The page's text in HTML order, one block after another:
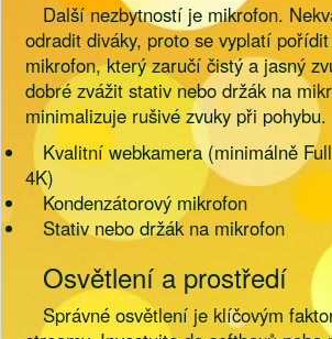
Další nezbytností je mikrofon.
odradit diváky, proto se vyplatí
mikrofon, který zaručí čistý a jasný
dobré zvážit stativ nebo držák na
minimalizuje rušivé zvuky při pohybu.
Kvalitní webkamera (minimálně
4K)
Kondenzátorový mikrofon
Stativ nebo držák na mikrofon
Osvětlení a prostředí
Správné osvětlení je klíčovým